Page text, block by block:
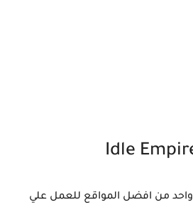
يعد موقع Idle Empire واحد من افضل المواقع للعمل علي